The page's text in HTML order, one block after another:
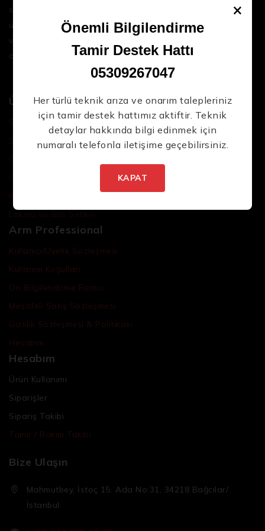
sektördeki en son teknolojileri ve yüksek kaliteli
ürünleri bir araya getirerek iş süreçlerinizi daha
verimli ve sorunsuz hale getirmenize yardımcı
oluyoruz.
Ürünler
Şarjlı El Aletleri
Şarjlı Led Lambalar
Özel Tasarım El Aletleri
Cırcır Kolları
Batarya ve Adaptörler
Lokma ve Bits Setleri
Arm Professional
Kullanıcı/Üyelik Sözleşmesi
Kullanım Koşulları
Ön Bilgilendirme Formu
Mesafeli Satış Sözleşmesi
Gizlilik Sözleşmesi & Politikası
Hesabım
Hesabım
Ürün Kullanımı
Siparişler
Sipariş Takibi
Tamir / Bakım Takibi
Bize Ulaşın
Mahmutbey, İstoç 15. Ada No:31, 34218 Bağcılar/
İstanbul
Yeni Ürünlerden İlk Siz Haberdar Olun.
İstenmeyen posta göndermiyoruz! Daha fazla bilgi
×
Önemli Bilgilendirme
Tamir Destek Hattı
05309267047
Her türlü teknik arıza ve onarım talepleriniz
için tamir destek hattımız aktiftir. Teknik
detaylar hakkında bilgi edinmek için
numaralı telefonla iletişime geçebilirsiniz.
KAPAT